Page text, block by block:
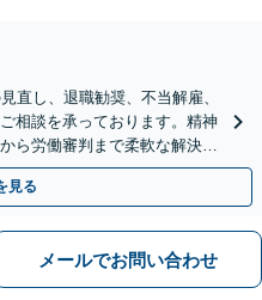
直し、退職勧奨、不当解雇、
相談を承っております。精神
ら労働審判まで柔軟な解決方
【休日面談可】
見る
メールでお問い合わせ